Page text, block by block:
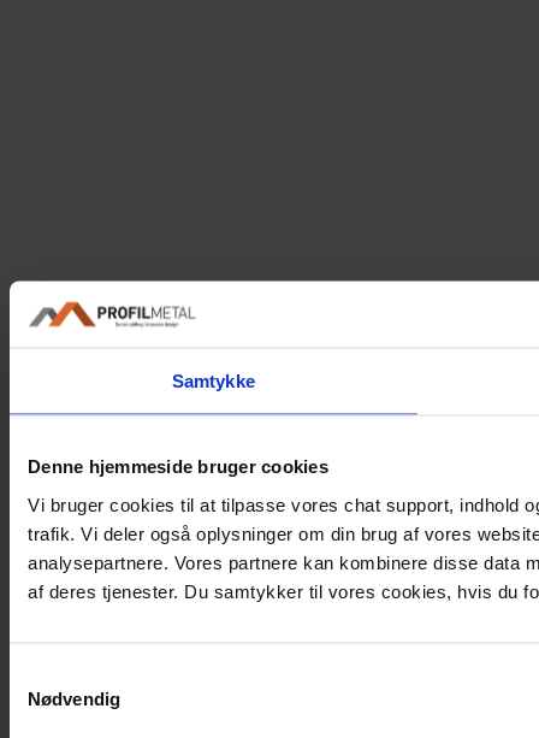
Samtykke
Denne hjemmeside bruger cookies
Vi bruger cookies til at tilpasse vores chat support, indhold
trafik. Vi deler også oplysninger om din brug af vores
analysepartnere. Vores partnere kan kombinere disse data
af deres tjenester. Du samtykker til vores cookies, hvis du
Nødvendig